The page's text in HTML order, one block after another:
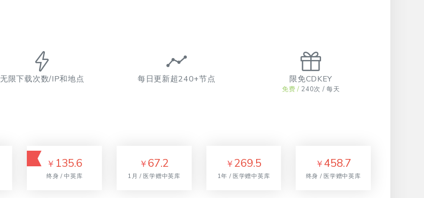
无限下载次数/IP和地点 每日更新超240+节点 限免CDKEY
免费 / 240次 / 每天
￥ 135.6
终身 / 中英库
￥ 67.2
1月 / 医学赠中英库
￥ 269.5
1年 / 医学赠中英库
￥ 458.7
终身 / 医学赠中英库